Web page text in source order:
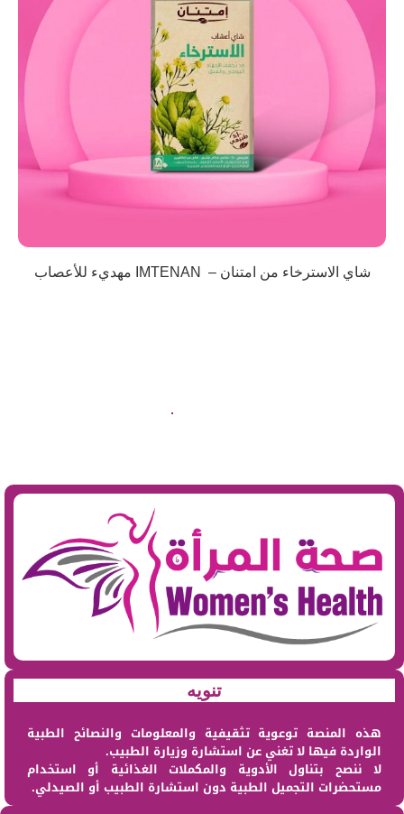
شاي الاسترخاء من امتنان – IMTENAN مهديء للأعصاب
تنويه
هذه المنصة توعوية تثقيفية والمعلومات والنصائح الطبية
الواردة فيها لا تغني عن استشارة وزيارة الطبيب.
لا ننصح بتناول الأدوية والمكملات الغذائية أو استخدام
مستحضرات التجميل الطبية دون استشارة الطبيب أو الصيدلي.